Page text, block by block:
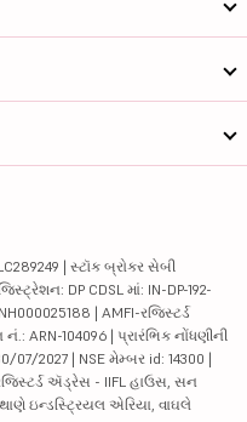
| સ્ટૉક બ્રોકર સેબી
DP CDSL માં: IN-DP-192-
| AMFI-રજિસ્ટર્ડ
ARN-104096 | પ્રારંભિક નોંધણીની
07/2027 | NSE મેમ્બર id: 14300 |
ઍડ્રેસ - IIFL હાઉસ, સન
થાણે ઇન્ડસ્ટ્રિયલ એરિયા, વાઘલે